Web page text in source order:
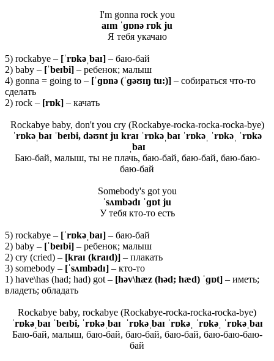
I'm gonna rock you
aɪm ˈɡɒnə rɒk ju
Я тебя укачаю
5) rockabye – [ˈrɒkəˌbaɪ] – баю-бай
2) baby – [ˈbeɪbi] – ребенок; малыш
4) gonna = going to – [ˈɡɒnə (ˈɡəʊɪŋ tu:)] – собираться что-то
сделать
2) rock – [rɒk] – качать
Rockabye baby, don't you cry (Rockabye-rocka-rocka-rocka-bye)
ˈrɒkəˌbaɪ ˈbeɪbi, dəʊnt ju kraɪ ˈrɒkəˌbaɪ ˈrɒkəˌ ˈrɒkəˌ ˈrɒkə
ˌbaɪ
Баю-бай, малыш, ты не плачь, баю-бай, баю-бай, баю-баю-
баю-бай
Somebody's got you
ˈsʌmbədɪ ˈɡɒt ju
У тебя кто-то есть
5) rockabye – [ˈrɒkəˌ baɪ] – баю-бай
2) baby – [ˈbeɪbi] – ребенок; малыш
2) cry (cried) – [kraɪ (kraɪd)] – плакать
3) somebody – [ˈsʌmbədɪ] – кто-то
1) have\has (had; had) got – [həv\hæz (həd; hæd) ˈɡɒt] – иметь;
владеть; обладать
Rockabye baby, rockabye (Rockabye-rocka-rocka-rocka-bye)
ˈrɒkəˌbaɪ ˈbeɪbi, ˈrɒkəˌbaɪ ˈrɒkəˌbaɪ ˈrɒkəˌ ˈrɒkəˌ ˈrɒkəˌbaɪ
Баю-бай, малыш, баю-бай, баю-бай, баю-бай, баю-баю-баю-
бай